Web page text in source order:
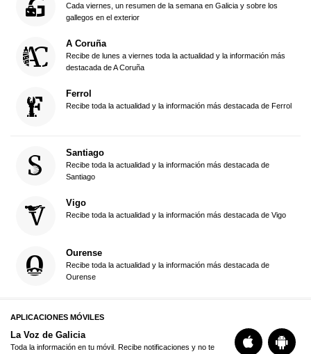
Cada viernes, un resumen de la semana en Galicia y sobre los
gallegos en el exterior
A Coruña
Recibe de lunes a viernes toda la actualidad y la información más
destacada de A Coruña
Ferrol
Recibe toda la actualidad y la información más destacada de Ferrol
Santiago
Recibe toda la actualidad y la información más destacada de
Santiago
Vigo
Recibe toda la actualidad y la información más destacada de Vigo
Ourense
Recibe toda la actualidad y la información más destacada de
Ourense
APLICACIONES MÓVILES
La Voz de Galicia
Toda la información en tu móvil. Recibe notificaciones y no te